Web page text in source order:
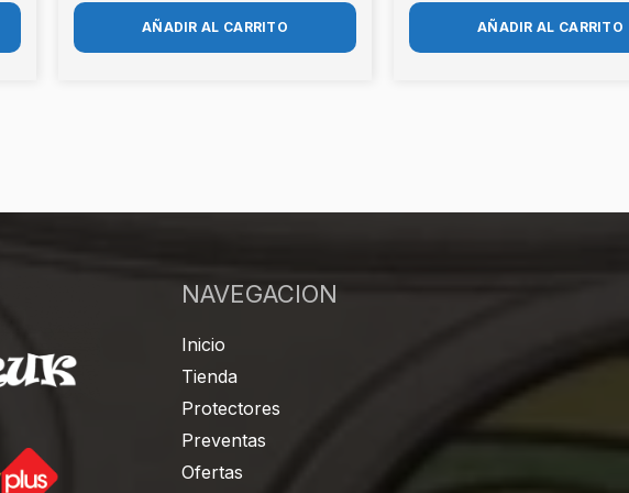
AÑADIR AL CARRITO AÑADIR AL CARRITO
NAVEGACION
Inicio
Tienda
Protectores
Preventas
Ofertas